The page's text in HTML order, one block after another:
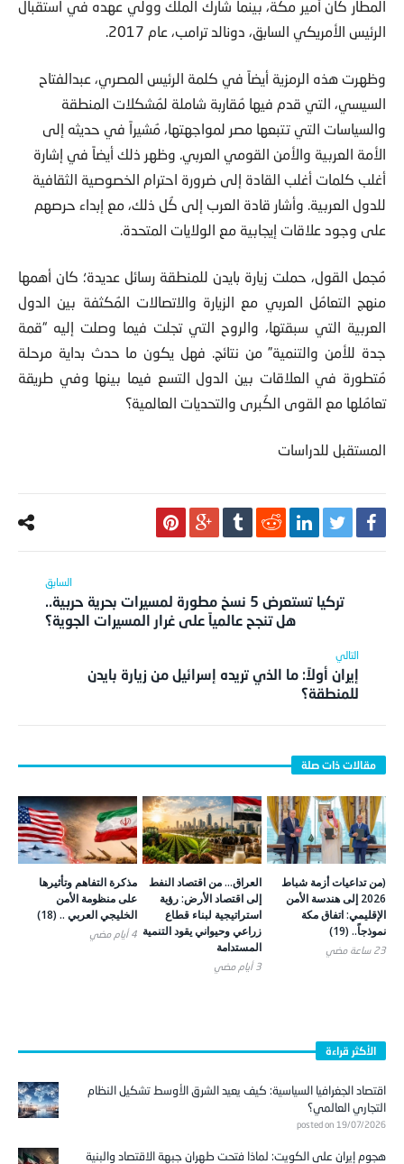
المطار كان أمير مكة، بينما شارك الملك وولي عهده في استقبال
الرئيس الأمريكي السابق، دونالد ترامب، عام 2017.
وظهرت هذه الرمزية أيضاً في كلمة الرئيس المصري، عبدالفتاح
السيسي، التي قدم فيها مُقاربة شاملة لمُشكلات المنطقة
والسياسات التي تتبعها مصر لمواجهتها، مُشيراً في حديثه إلى
الأمة العربية والأمن القومي العربي. وظهر ذلك أيضاً في إشارة
أغلب كلمات أغلب القادة إلى ضرورة احترام الخصوصية الثقافية
للدول العربية. وأشار قادة العرب إلى كُل ذلك، مع إبداء حرصهم
على وجود علاقات إيجابية مع الولايات المتحدة.
مُجمل القول، حملت زيارة بايدن للمنطقة رسائل عديدة؛ كان أهمها
منهج التعامُل العربي مع الزيارة والاتصالات المُكثفة بين الدول
العربية التي سبقتها، والروح التي تجلت فيما وصلت إليه “قمة
جدة للأمن والتنمية” من نتائج. فهل يكون ما حدث بداية مرحلة
مُتطورة في العلاقات بين الدول التسع فيما بينها وفي طريقة
تعامُلها مع القوى الكُبرى والتحديات العالمية؟
المستقبل للدراسات
تركيا تستعرض 5 نسخ مطورة لمسيرات بحرية حربية..
هل تنجح عالمياً على غرار المسيرات الجوية؟
إيران أولاً: ما الذي تريده إسرائيل من زيارة بايدن
للمنطقة؟
(من تداعيات أزمة شباط
2026 إلى هندسة الأمن
الإقليمي: اتفاق مكة
نموذجاً.. (19)
23 ساعة ‎مضي
العراق… من اقتصاد النفط
إلى اقتصاد الأرض: رؤية
استراتيجية لبناء قطاع
زراعي وحيواني يقود التنمية
المستدامة
3 أيام ‎مضي
مذكرة التفاهم وتأثيرها
على منظومة الأمن
الخليجي العربي .. (18)
4 أيام ‎مضي
الأكثر قراءة
اقتصاد الجغرافيا السياسية: كيف يعيد الشرق الأوسط تشكيل النظام
التجاري العالمي؟
posted on 19/07/2026
هجوم إيران على الكويت: لماذا فتحت طهران جبهة الاقتصاد والبنية